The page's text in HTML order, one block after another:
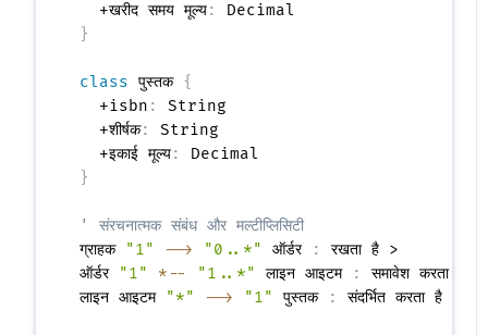
  +खरीद समय मूल्य
:
}
class पुस्तक {
  +isbn
:
String
  +शीर्षक
:
String
  +इकाई मूल्य
:
}
' संरचनात्मक संबंध और मल्टीप्लिसिटी
ग्राहक "1" --> "0..*" ऑर्डर :
रखता है >
ऑर्डर "1" *-- "1..*" लाइन आइटम :
समावेश करता है >
लाइन आइटम "*" --> "1" पुस्तक : संदर्भित करता है >